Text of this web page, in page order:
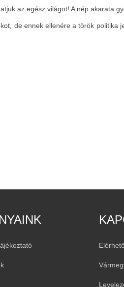
az egész világot! A nép akarata
de ennek ellenére a török